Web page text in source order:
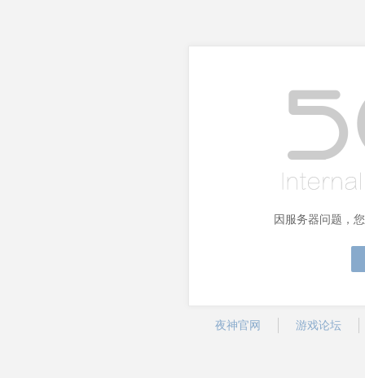
因服务器问题，
夜神官网 游戏论坛